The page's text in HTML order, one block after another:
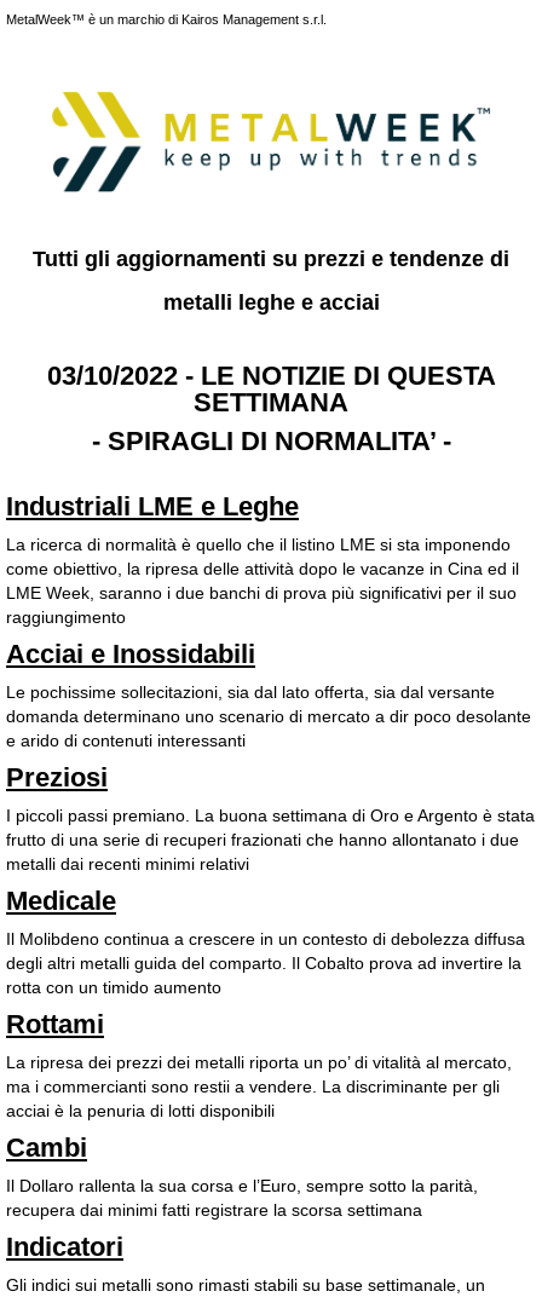
MetalWeek™ è un marchio di Kairos Management s.r.l.
Tutti gli aggiornamenti su prezzi e tendenze di
metalli leghe e acciai
03/10/2022 - LE NOTIZIE DI QUESTA
SETTIMANA
- SPIRAGLI DI NORMALITA’ -
Industriali LME e Leghe
La ricerca di normalità è quello che il listino LME si sta imponendo
come obiettivo, la ripresa delle attività dopo le vacanze in Cina ed il
LME Week, saranno i due banchi di prova più significativi per il suo
raggiungimento
Acciai e Inossidabili
Le pochissime sollecitazioni, sia dal lato offerta, sia dal versante
domanda determinano uno scenario di mercato a dir poco desolante
e arido di contenuti interessanti
Preziosi
I piccoli passi premiano. La buona settimana di Oro e Argento è stata
frutto di una serie di recuperi frazionati che hanno allontanato i due
metalli dai recenti minimi relativi
Medicale
Il Molibdeno continua a crescere in un contesto di debolezza diffusa
degli altri metalli guida del comparto. Il Cobalto prova ad invertire la
rotta con un timido aumento
Rottami
La ripresa dei prezzi dei metalli riporta un po’ di vitalità al mercato,
ma i commercianti sono restii a vendere. La discriminante per gli
acciai è la penuria di lotti disponibili
Cambi
Il Dollaro rallenta la sua corsa e l’Euro, sempre sotto la parità,
recupera dai minimi fatti registrare la scorsa settimana
Indicatori
Gli indici sui metalli sono rimasti stabili su base settimanale, un